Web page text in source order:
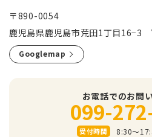
〒890-0054
鹿児島県鹿児島市荒田1丁目16−3
Googlemap
お電話でのお問
099-
受付時間 8:30～